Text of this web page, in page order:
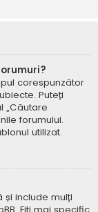
corespunzător
Puteți
„Căutare
forumului.
utilizat.
include mulți
Fiți mai specific